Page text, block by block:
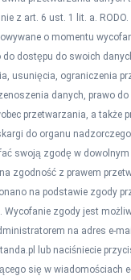
z art. 6 ust. 1 lit. a.
o momentu
do dostępu do swoich
usunięcia, ograniczenia
danych, prawo
przetwarzania, a także
do organu
swoją zgodę w dowolnym
na zgodność z prawem
na podstawie zgody
Wycofanie zgody jest
na adres e-
lub naciśniecie
się w wiadomościach